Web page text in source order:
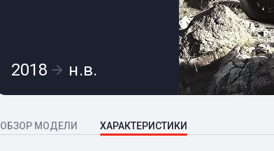
2018 н.в.
ОБЗОР МОДЕЛИ ХАРАКТЕРИСТИКИ